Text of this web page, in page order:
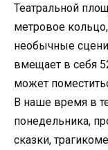
Театральной
метровое
необычные
вмещает в себя
может
В наше время в
понедельника,
сказки,